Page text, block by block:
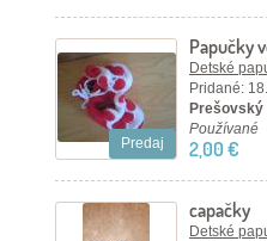
Predaj
Papučky
Detské
Pridané:
Používané
2,00 €
capačky
Detské